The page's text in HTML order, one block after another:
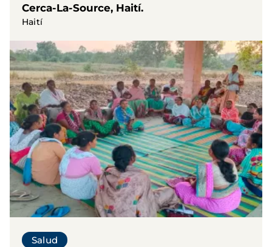
Cerca-La-Source, Haití.
Haití
Salud